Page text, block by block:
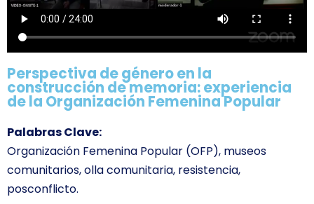
Perspectiva de género en la
construcción de memoria: experiencia
de la Organización Femenina Popular
Palabras Clave:
Organización Femenina Popular (OFP), museos
comunitarios, olla comunitaria, resistencia,
posconflicto.